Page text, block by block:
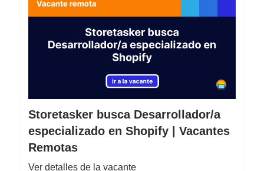
Storetasker busca Desarrollador/a
especializado en Shopify | Vacantes
Remotas
Ver detalles de la vacante